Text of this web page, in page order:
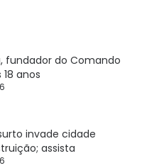
fundador do Comando
anos
invade cidade
assista